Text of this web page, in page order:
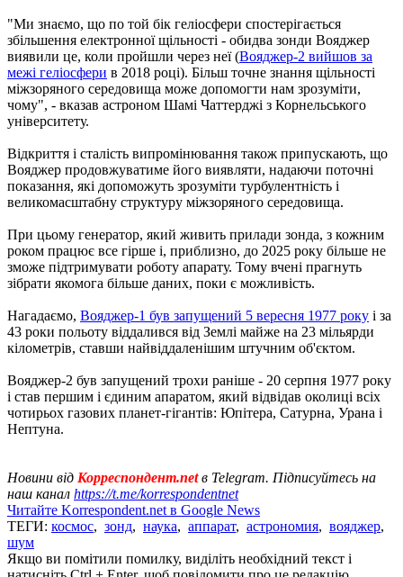
"Ми знаємо, що по той бік геліосфери спостерігається
збільшення електронної щільності - обидва зонди Вояджер
виявили це, коли пройшли через неї (Вояджер-2 вийшов за
межі геліосфери в 2018 році). Більш точне знання щільності
міжзоряного середовища може допомогти нам зрозуміти,
чому", - вказав астроном Шамі Чаттерджі з Корнельського
університету.
Відкриття і сталість випромінювання також припускають, що
Вояджер продовжуватиме його виявляти, надаючи поточні
показання, які допоможуть зрозуміти турбулентність і
великомасштабну структуру міжзоряного середовища.
При цьому генератор, який живить прилади зонда, з кожним
роком працює все гірше і, приблизно, до 2025 року більше не
зможе підтримувати роботу апарату. Тому вчені прагнуть
зібрати якомога більше даних, поки є можливість.
Нагадаємо, Вояджер-1 був запущений 5 вересня 1977 року і за
43 роки польоту віддалився від Землі майже на 23 мільярди
кілометрів, ставши найвіддаленішим штучним об'єктом.
Вояджер-2 був запущений трохи раніше - 20 серпня 1977 року
і став першим і єдиним апаратом, який відвідав околиці всіх
чотирьох газових планет-гігантів: Юпітера, Сатурна, Урана і
Нептуна.
Новини від Корреспондент.netв Telegram. Підписуйтесь на
наш канал https://t.me/korrespondentnet
Читайте Korrespondent.net в Google News
ТЕГИ: космос, зонд, наука, аппарат, астрономия, вояджер,
шум
Якщо ви помітили помилку, виділіть необхідний текст і